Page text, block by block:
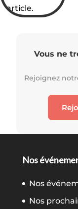
l’article.
Vous ne
Rejoignez
Nos
Nos
Nos